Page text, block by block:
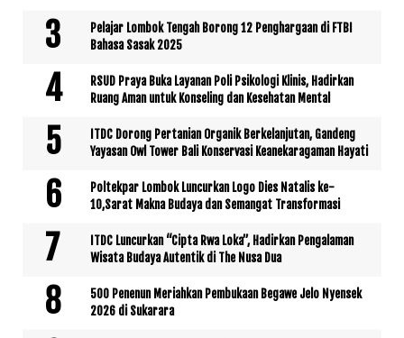
Pelajar Lombok Tengah Borong 12 Penghargaan di FTBI
Bahasa Sasak 2025
RSUD Praya Buka Layanan Poli Psikologi Klinis, Hadirkan
Ruang Aman untuk Konseling dan Kesehatan Mental
ITDC Dorong Pertanian Organik Berkelanjutan, Gandeng
Yayasan Owl Tower Bali Konservasi Keanekaragaman Hayati
Poltekpar Lombok Luncurkan Logo Dies Natalis ke-
10,Sarat Makna Budaya dan Semangat Transformasi
ITDC Luncurkan “Cipta Rwa Loka”, Hadirkan Pengalaman
Wisata Budaya Autentik di The Nusa Dua
500 Penenun Meriahkan Pembukaan Begawe Jelo Nyensek
2026 di Sukarara